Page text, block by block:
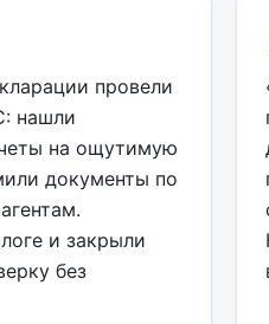
провели
нашли
на ощутимую
документы по
и закрыли
без